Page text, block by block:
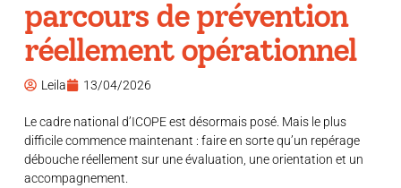
parcours de prévention
réellement opérationnel
Leila 13/04/2026
Le cadre national d’ICOPE est désormais posé. Mais le plus
difficile commence maintenant : faire en sorte qu’un repérage
débouche réellement sur une évaluation, une orientation et un
accompagnement.